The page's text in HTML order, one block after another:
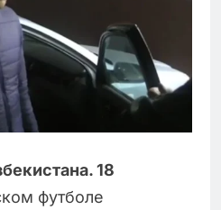
18
футболе